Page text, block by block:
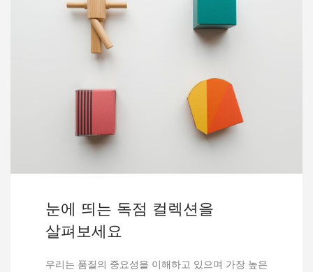
눈에 띄는 독점 컬렉션을
살펴보세요
우리는 품질의 중요성을 이해하고 있으며 가장 높은